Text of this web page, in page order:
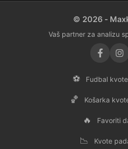
© 2026 -
Vaš partner za analizu
⚽ Fudbal
🏀 Košarka
🔥 Favoriti
📉 Kvote